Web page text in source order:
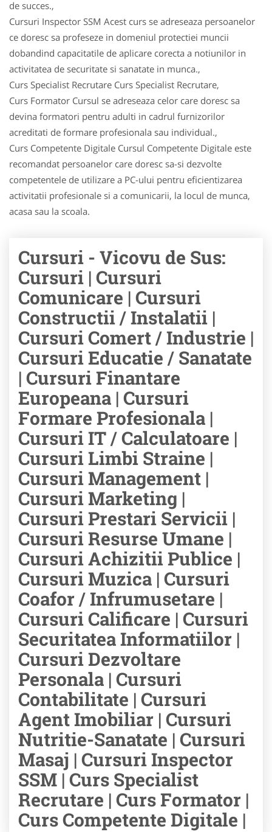
de succes.,
Cursuri Inspector SSM Acest curs se adreseaza persoanelor
ce doresc sa profeseze in domeniul protectiei muncii
dobandind capacitatile de aplicare corecta a notiunilor in
activitatea de securitate si sanatate in munca.,
Curs Specialist Recrutare Curs Specialist Recrutare,
Curs Formator Cursul se adreseaza celor care doresc sa
devina formatori pentru adulti in cadrul furnizorilor
acreditati de formare profesionala sau individual.,
Curs Competente Digitale Cursul Competente Digitale este
recomandat persoanelor care doresc sa-si dezvolte
competentele de utilizare a PC-ului pentru eficientizarea
activitatii profesionale si a comunicarii, la locul de munca,
acasa sau la scoala.
Cursuri - Vicovu de Sus:
Cursuri | Cursuri
Comunicare | Cursuri
Constructii / Instalatii |
Cursuri Comert / Industrie |
Cursuri Educatie / Sanatate
| Cursuri Finantare
Europeana | Cursuri
Formare Profesionala |
Cursuri IT / Calculatoare |
Cursuri Limbi Straine |
Cursuri Management |
Cursuri Marketing |
Cursuri Prestari Servicii |
Cursuri Resurse Umane |
Cursuri Achizitii Publice |
Cursuri Muzica | Cursuri
Coafor / Infrumusetare |
Cursuri Calificare | Cursuri
Securitatea Informatiilor |
Cursuri Dezvoltare
Personala | Cursuri
Contabilitate | Cursuri
Agent Imobiliar | Cursuri
Nutritie-Sanatate | Cursuri
Masaj | Cursuri Inspector
SSM | Curs Specialist
Recrutare | Curs Formator |
Curs Competente Digitale |